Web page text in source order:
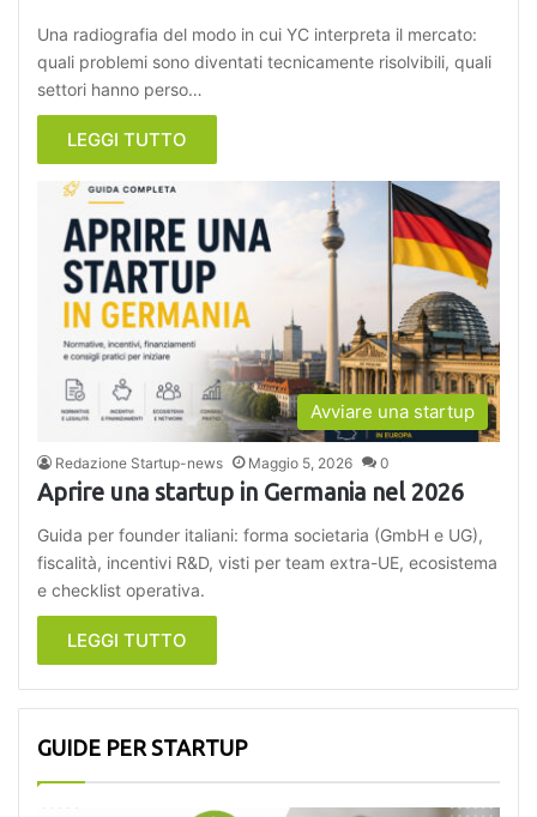
Una radiografia del modo in cui YC interpreta il mercato:
quali problemi sono diventati tecnicamente risolvibili, quali
settori hanno perso…
LEGGI TUTTO
Avviare una startup
Redazione Startup-news Maggio 5, 2026 0
Aprire una startup in Germania nel 2026
Guida per founder italiani: forma societaria (GmbH e UG),
fiscalità, incentivi R&D, visti per team extra-UE, ecosistema
e checklist operativa.
LEGGI TUTTO
GUIDE PER STARTUP